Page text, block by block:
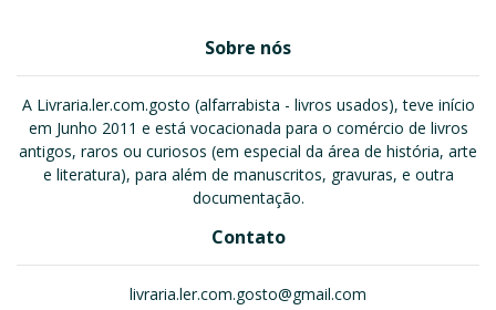
Sobre nós
A Livraria.ler.com.gosto (alfarrabista - livros usados), teve início
em Junho 2011 e está vocacionada para o comércio de livros
antigos, raros ou curiosos (em especial da área de história, arte
e literatura), para além de manuscritos, gravuras, e outra
documentação.
Contato
livraria.ler.com.gosto@gmail.com